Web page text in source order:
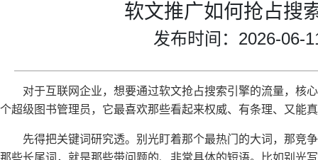
软文推广如何抢占搜
发布时间：2026-06-
对于互联网企业，想要通过软文抢占搜索引擎的流量，核
个超级图书管理员，它最喜欢那些看起来权威、有条理、又能
先得把关键词研究透。别光盯着那个最热门的大词，那竞
那些长尾词，就是那些带问题的、非常具体的短语。比如别光